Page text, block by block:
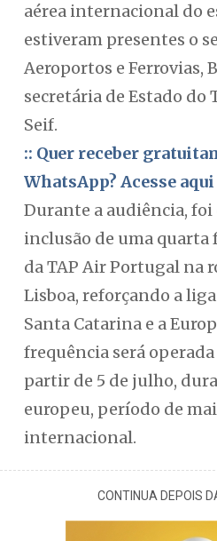
aérea internacional do
estiveram presentes o
Aeroportos e Ferrovias,
secretária de Estado do
Seif.
:: Quer receber
WhatsApp? Acesse aqui
Durante a audiência,
inclusão de uma quarta
da TAP Air Portugal na
Lisboa, reforçando a
Santa Catarina e a
frequência será
partir de 5 de julho,
europeu, período de
internacional.
CONTINUA DEPOIS